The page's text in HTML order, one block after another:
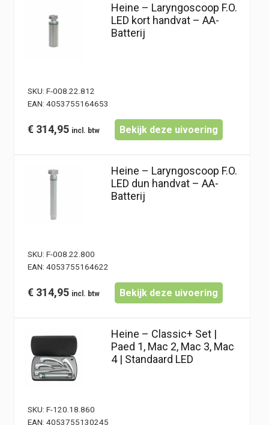
Heine – Laryngoscoop F.O.
LED kort handvat – AA-
Batterij
SKU: F-008.22.812
EAN: 4053755164653
€ 314,95 Bekijk deze uivoering
Heine – Laryngoscoop F.O.
LED dun handvat – AA-
Batterij
SKU: F-008.22.800
EAN: 4053755164622
€ 314,95 Bekijk deze uivoering
Heine – Classic+ Set |
Paed 1, Mac 2, Mac 3, Mac
4 | Standaard LED
SKU: F-120.18.860
EAN: 4053755130245